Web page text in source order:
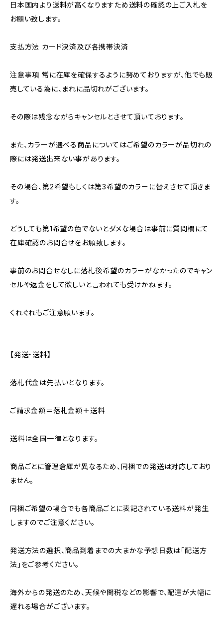
日本国内より送料が高くなりますため送料の確認の上ご入札を
お願い致します。
支払方法 カード決済及び各携帯決済
注意事項 常に在庫を確保するように努めておりますが、他でも販
売している為に、まれに品切れがございます。
その際は残念ながらキャンセルとさせて頂いております。
また、カラーが選べる商品についてはご希望のカラーが品切れの
際には発送出来ない事があります。
その場合、第2希望もしくは第3希望のカラーに替えさせて頂きま
す。
どうしても第1希望の色でないとダメな場合は事前に質問欄にて
在庫確認のお問合せをお願致します。
事前のお問合せなしに落札後希望のカラーがなかったのでキャン
セルや返金をして欲しいと言われても受けかねます。
くれぐれもご注意願います。
【発送・送料】
落札代金は先払いとなります。
ご請求金額＝落札金額＋送料
送料は全国一律となります。
商品ごとに管理倉庫が異なるため、同梱での発送は対応しており
ません。
同梱ご希望の場合でも各商品ごとに表記されている送料が発生
しますのでご注意ください。
発送方法の選択、商品到着までの大まかな予想日数は「配送方
法」をご参考ください。
海外からの発送のため、天候や関税などの影響で、配達が大幅に
遅れる場合がございます。